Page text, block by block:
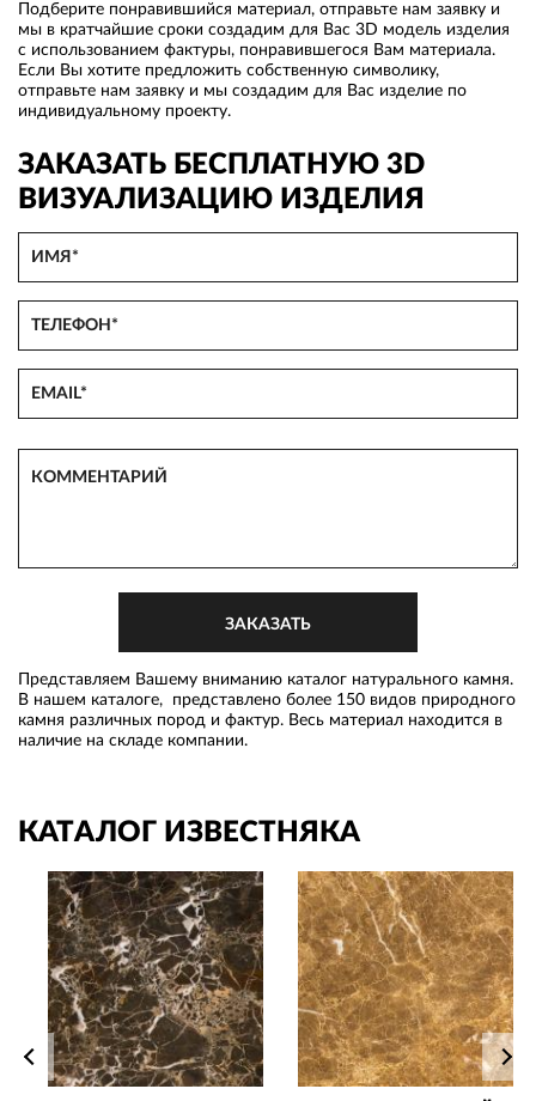
Подберите понравившийся материал, отправьте нам заявку и
мы в кратчайшие сроки создадим для Вас 3D модель изделия
с использованием фактуры, понравившегося Вам материала.
Если Вы хотите предложить собственную символику,
отправьте нам заявку и мы создадим для Вас изделие по
индивидуальному проекту.
ЗАКАЗАТЬ БЕСПЛАТНУЮ 3D
ВИЗУАЛИЗАЦИЮ ИЗДЕЛИЯ
Представляем Вашему вниманию каталог натурального камня.
В нашем каталоге, представлено более 150 видов природного
камня различных пород и фактур. Весь материал находится в
наличие на складе компании.
КАТАЛОГ ИЗВЕСТНЯКА